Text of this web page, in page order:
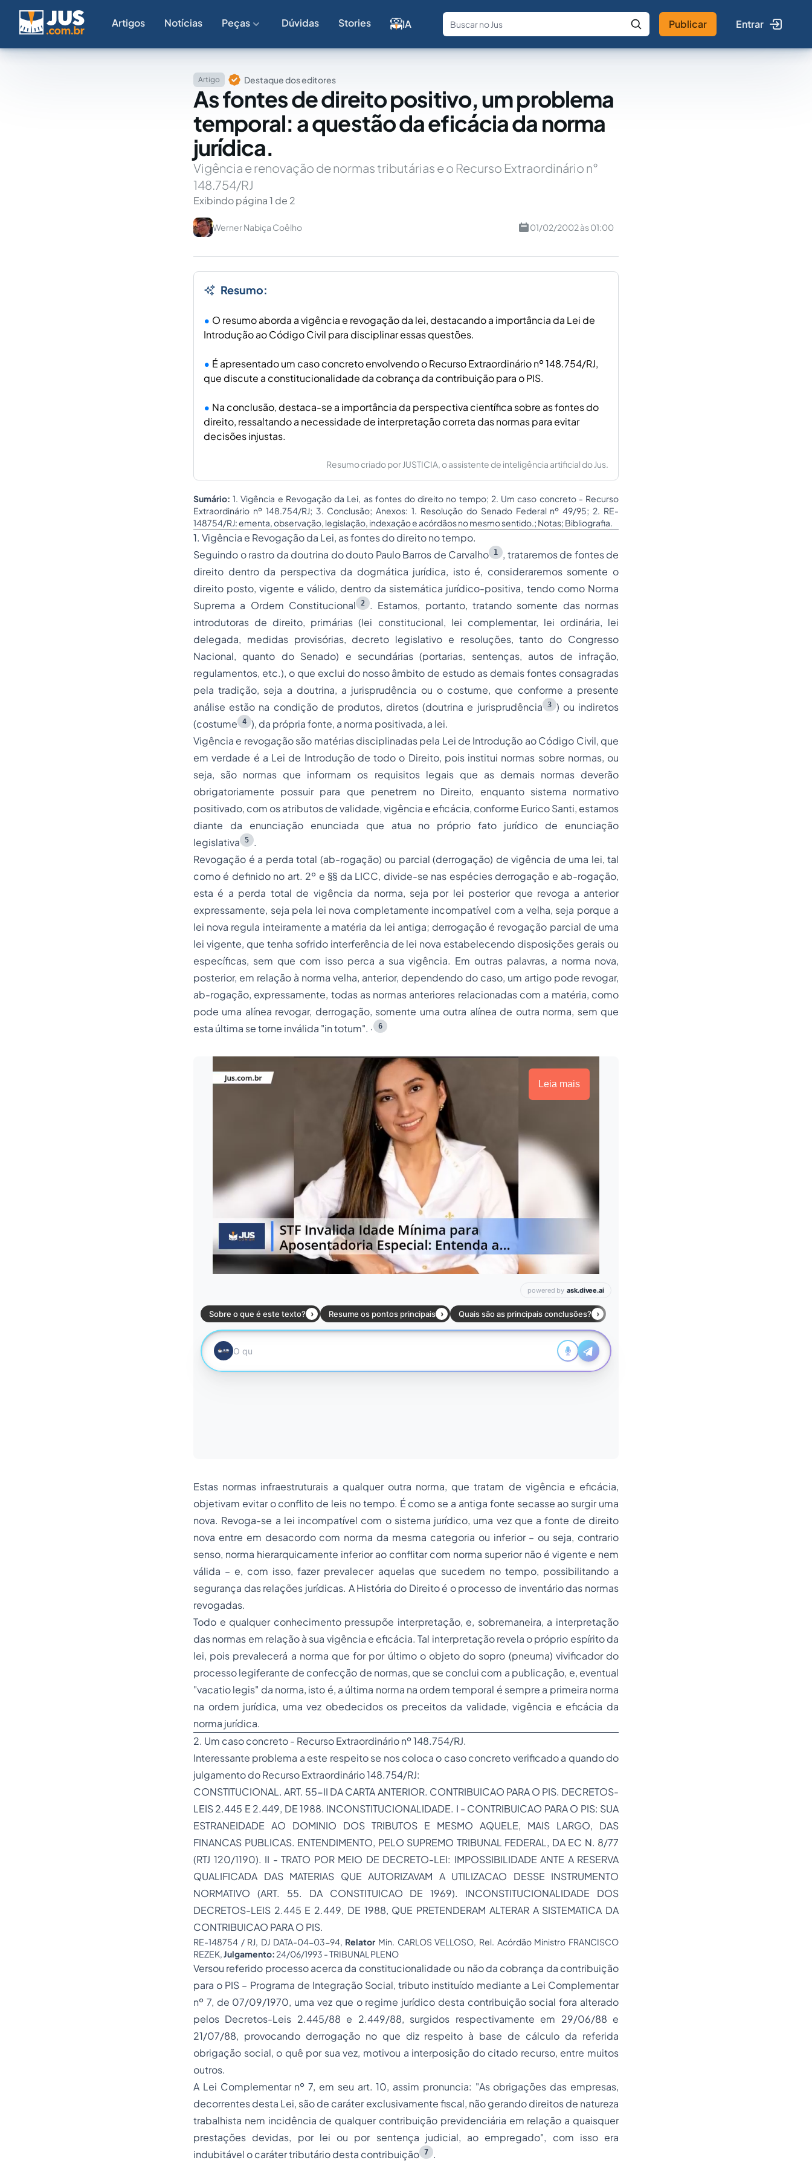
Artigos Notícias Peças Dúvidas Stories IA
Fale com a IA Buscar no Jus
Publicar Entrar
Artigo Destaque dos editores
As fontes de direito positivo, um problema
temporal: a questão da eficácia da norma
jurídica.
Vigência e renovação de normas tributárias e o Recurso Extraordinário n°
148.754/RJ
Exibindo página 1 de 2
Werner Nabiça Coêlho 01/02/2002 às 01:00
Resumo:
O resumo aborda a vigência e revogação da lei, destacando a importância da Lei de
Introdução ao Código Civil para disciplinar essas questões.
É apresentado um caso concreto envolvendo o Recurso Extraordinário nº 148.754/RJ,
que discute a constitucionalidade da cobrança da contribuição para o PIS.
Na conclusão, destaca-se a importância da perspectiva científica sobre as fontes do
direito, ressaltando a necessidade de interpretação correta das normas para evitar
decisões injustas.
Resumo criado por JUSTICIA, o assistente de inteligência artificial do Jus.
Sumário:1. Vigência e Revogação da Lei, as fontes do direito no tempo; 2. Um caso concreto - Recurso
Extraordinário nº 148.754/RJ; 3. Conclusão; Anexos: 1. Resolução do Senado Federal nº 49/95; 2. RE-
148754/RJ: ementa, observação, legislação, indexação e acórdãos no mesmo sentido.; Notas; Bibliografia.
1. Vigência e Revogação da Lei, as fontes do direito no tempo.
Seguindo o rastro da doutrina do douto Paulo Barros de Carvalho
1
, trataremos de fontes de
direito dentro da perspectiva da dogmática jurídica, isto é, consideraremos somente o
direito posto, vigente e válido, dentro da sistemática jurídico-positiva, tendo como Norma
Suprema a Ordem Constitucional
2
. Estamos, portanto, tratando somente das normas
introdutoras de direito, primárias (lei constitucional, lei complementar, lei ordinária, lei
delegada, medidas provisórias, decreto legislativo e resoluções, tanto do Congresso
Nacional, quanto do Senado) e secundárias (portarias, sentenças, autos de infração,
regulamentos, etc.), o que exclui do nosso âmbito de estudo as demais fontes consagradas
pela tradição, seja a doutrina, a jurisprudência ou o costume, que conforme a presente
análise estão na condição de produtos, diretos (doutrina e jurisprudência
3 ) ou indiretos
(costume
4 ), da própria fonte, a norma positivada, a lei.
Vigência e revogação são matérias disciplinadas pela Lei de Introdução ao Código Civil, que
em verdade é a Lei de Introdução de todo o Direito, pois institui normas sobre normas, ou
seja, são normas que informam os requisitos legais que as demais normas deverão
obrigatoriamente possuir para que penetrem no Direito, enquanto sistema normativo
positivado, com os atributos de validade, vigência e eficácia, conforme Eurico Santi, estamos
diante da enunciação enunciada que atua no próprio fato jurídico de enunciação
legislativa
5
.
Revogação é a perda total (ab-rogação) ou parcial (derrogação) de vigência de uma lei, tal
como é definido no art. 2º e §§ da LICC, divide-se nas espécies derrogação e ab-rogação,
esta é a perda total de vigência da norma, seja por lei posterior que revoga a anterior
expressamente, seja pela lei nova completamente incompatível com a velha, seja porque a
lei nova regula inteiramente a matéria da lei antiga; derrogação é revogação parcial de uma
lei vigente, que tenha sofrido interferência de lei nova estabelecendo disposições gerais ou
específicas, sem que com isso perca a sua vigência. Em outras palavras, a norma nova,
posterior, em relação à norma velha, anterior, dependendo do caso, um artigo pode revogar,
ab-rogação, expressamente, todas as normas anteriores relacionadas com a matéria, como
pode uma alínea revogar, derrogação, somente uma outra alínea de outra norma, sem que
esta última se torne inválida "in totum". · 6
Leia mais
Estas normas infraestruturais a qualquer outra norma, que tratam de vigência e eficácia,
objetivam evitar o conflito de leis no tempo. É como se a antiga fonte secasse ao surgir uma
nova. Revoga-se a lei incompatível com o sistema jurídico, uma vez que a fonte de direito
nova entre em desacordo com norma da mesma categoria ou inferior – ou seja, contrario
senso, norma hierarquicamente inferior ao conflitar com norma superior não é vigente e nem
válida – e, com isso, fazer prevalecer aquelas que sucedem no tempo, possibilitando a
segurança das relações jurídicas. A História do Direito é o processo de inventário das normas
revogadas.
Todo e qualquer conhecimento pressupõe interpretação, e, sobremaneira, a interpretação
das normas em relação à sua vigência e eficácia. Tal interpretação revela o próprio espírito da
lei, pois prevalecerá a norma que for por último o objeto do sopro (pneuma) vivificador do
processo legiferante de confecção de normas, que se conclui com a publicação, e, eventual
"vacatio legis" da norma, isto é, a última norma na ordem temporal é sempre a primeira norma
na ordem jurídica, uma vez obedecidos os preceitos da validade, vigência e eficácia da
norma jurídica.
2. Um caso concreto - Recurso Extraordinário nº 148.754/RJ.
Interessante problema a este respeito se nos coloca o caso concreto verificado a quando do
julgamento do Recurso Extraordinário 148.754/RJ:
CONSTITUCIONAL. ART. 55-II DA CARTA ANTERIOR. CONTRIBUICAO PARA O PIS. DECRETOS-
LEIS 2.445 E 2.449, DE 1988. INCONSTITUCIONALIDADE. I - CONTRIBUICAO PARA O PIS: SUA
ESTRANEIDADE AO DOMINIO DOS TRIBUTOS E MESMO AQUELE, MAIS LARGO, DAS
FINANCAS PUBLICAS. ENTENDIMENTO, PELO SUPREMO TRIBUNAL FEDERAL, DA EC N. 8/77
(RTJ 120/1190). II - TRATO POR MEIO DE DECRETO-LEI: IMPOSSIBILIDADE ANTE A RESERVA
QUALIFICADA DAS MATERIAS QUE AUTORIZAVAM A UTILIZACAO DESSE INSTRUMENTO
NORMATIVO (ART. 55. DA CONSTITUICAO DE 1969). INCONSTITUCIONALIDADE DOS
DECRETOS-LEIS 2.445 E 2.449, DE 1988, QUE PRETENDERAM ALTERAR A SISTEMATICA DA
CONTRIBUICAO PARA O PIS.
RE-148754 / RJ, DJ DATA-04-03-94, Relator Min. CARLOS VELLOSO, Rel. Acórdão Ministro FRANCISCO
REZEK,Julgamento: 24/06/1993 - TRIBUNAL PLENO
Versou referido processo acerca da constitucionalidade ou não da cobrança da contribuição
para o PIS – Programa de Integração Social, tributo instituído mediante a Lei Complementar
nº 7, de 07/09/1970, uma vez que o regime jurídico desta contribuição social fora alterado
pelos Decretos-Leis 2.445/88 e 2.449/88, surgidos respectivamente em 29/06/88 e
21/07/88, provocando derrogação no que diz respeito à base de cálculo da referida
obrigação social, o quê por sua vez, motivou a interposição do citado recurso, entre muitos
outros.
A Lei Complementar nº 7, em seu art. 10, assim pronuncia: "As obrigações das empresas,
decorrentes desta Lei, são de caráter exclusivamente fiscal, não gerando direitos de natureza
trabalhista nem incidência de qualquer contribuição previdenciária em relação a quaisquer
prestações devidas, por lei ou por sentença judicial, ao empregado", com isso era
indubitável o caráter tributário desta contribuição 7
.